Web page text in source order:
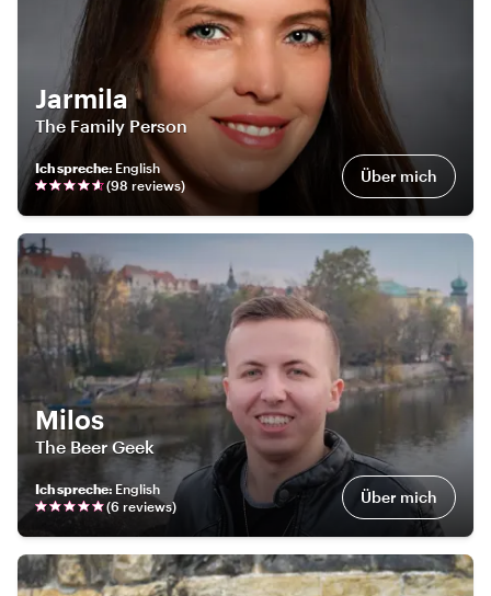
Jarmila
The Family Person
Ich spreche: English
(98 reviews) Über mich
Milos
The Beer Geek
Ich spreche: English
(6 reviews) Über mich